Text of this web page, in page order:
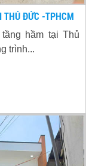
THỦ ĐỨC -TPHCM
hầm tại Thủ
trình...